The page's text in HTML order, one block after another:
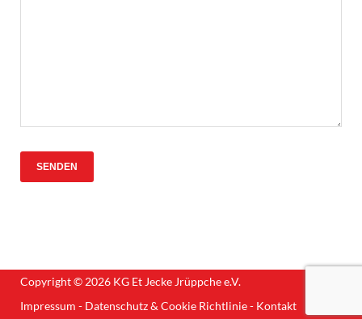
Copyright © 2026 KG Et Jecke Jrüppche e.V.
Impressum - Datenschutz & Cookie Richtlinie- Kontakt